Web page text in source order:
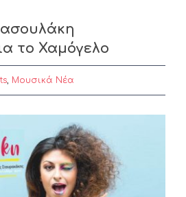
το Χαμόγελο
, Μουσικά Νέα